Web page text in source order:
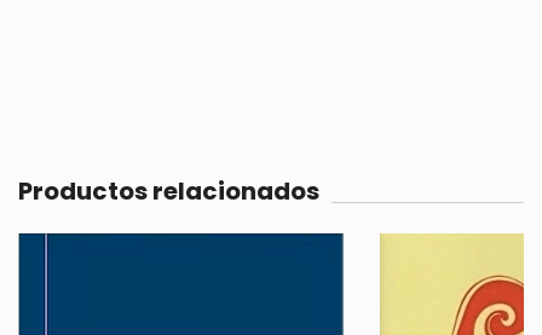
Productos relacionados